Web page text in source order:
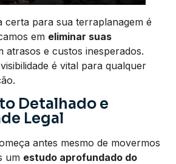
certa para sua terraplanagem é
em eliminar suas
atrasos e custos inesperados.
é vital para qualquer
Detalhado e
Legal
antes mesmo de movermos
um estudo aprofundado do